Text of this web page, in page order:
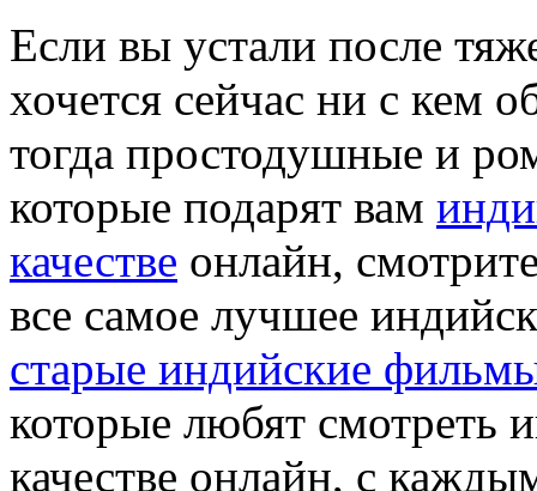
Если вы устали после
хочется сейчас ни с кем
тогда простодушные и
которые подарят вам
качестве онлайн,
все самое лучшее
старые индийские
которые любят смотреть
качестве онлайн, с